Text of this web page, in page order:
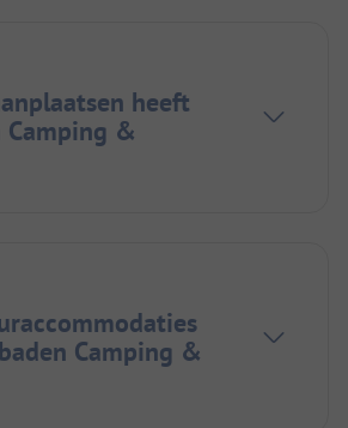
heeft
Camping &
Camping &